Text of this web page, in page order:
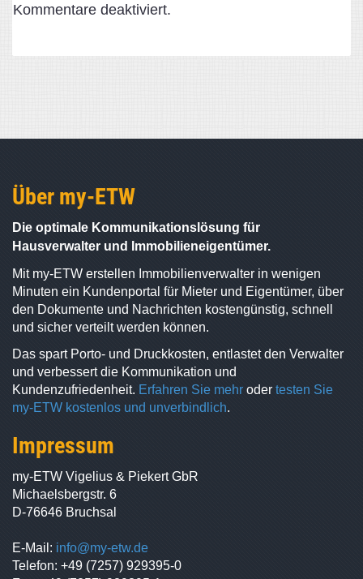
Kommentare deaktiviert.
Über my-ETW
Die optimale Kommunikationslösung für
Hausverwalter und Immobilieneigentümer.
Mit my-ETW erstellen Immobilienverwalter in wenigen
Minuten ein Kundenportal für Mieter und Eigentümer, über
den Dokumente und Nachrichten kostengünstig, schnell
und sicher verteilt werden können.
Das spart Porto- und Druckkosten, entlastet den Verwalter
und verbessert die Kommunikation und
Kundenzufriedenheit. Erfahren Sie mehr oder testen Sie
my-ETW kostenlos und unverbindlich.
Impressum
my-ETW Vigelius & Piekert GbR
Michaelsbergstr. 6
D-76646 Bruchsal
E-Mail: info@my-etw.de
Telefon: +49 (7257) 929395-0